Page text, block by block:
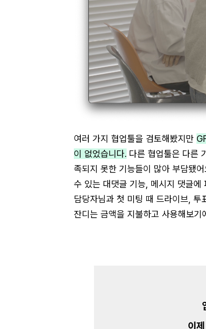
여러 가지 협업툴을 검토해봤지만
이 없었습니다. 다른 협업툴은 다른
족되지 못한 기능들이 많아 부담됐
수 있는 대댓글 기능, 메시지 댓글에
담당자님과 첫 미팅 때 드라이브,
잔디는 금액을 지불하고 사용해보
이